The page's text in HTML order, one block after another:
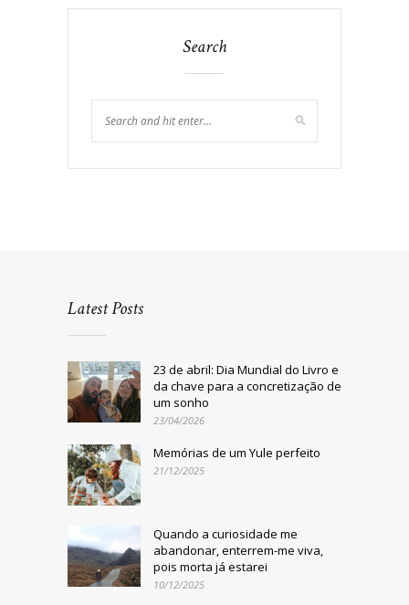
Search
Latest Posts
23 de abril: Dia Mundial do Livro e
da chave para a concretização de
um sonho
23/04/2026
Memórias de um Yule perfeito
21/12/2025
Quando a curiosidade me
abandonar, enterrem-me viva,
pois morta já estarei
10/12/2025